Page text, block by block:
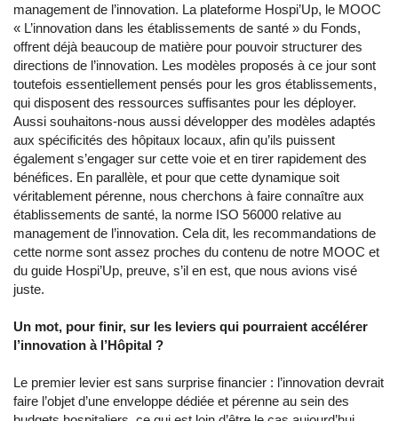
management de l’innovation. La plateforme Hospi’Up, le MOOC
« L’innovation dans les établissements de santé » du Fonds,
offrent déjà beaucoup de matière pour pouvoir structurer des
directions de l’innovation. Les modèles proposés à ce jour sont
toutefois essentiellement pensés pour les gros établissements,
qui disposent des ressources suffisantes pour les déployer.
Aussi souhaitons-nous aussi développer des modèles adaptés
aux spécificités des hôpitaux locaux, afin qu’ils puissent
également s’engager sur cette voie et en tirer rapidement des
bénéfices. En parallèle, et pour que cette dynamique soit
véritablement pérenne, nous cherchons à faire connaître aux
établissements de santé, la norme ISO 56000 relative au
management de l’innovation. Cela dit, les recommandations de
cette norme sont assez proches du contenu de notre MOOC et
du guide Hospi’Up, preuve, s’il en est, que nous avions visé
juste.
Un mot, pour finir, sur les leviers qui pourraient accélérer
l’innovation à l’Hôpital ?
Le premier levier est sans surprise financier : l’innovation devrait
faire l’objet d’une enveloppe dédiée et pérenne au sein des